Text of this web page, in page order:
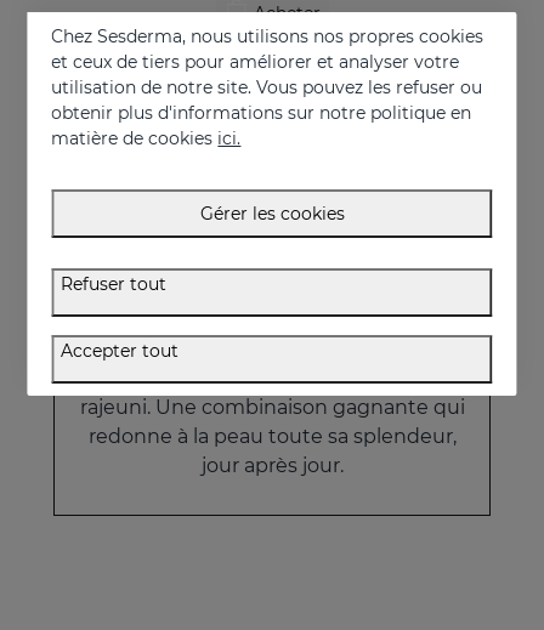
Acheter
PACK Anti-Âge Et Éclat
123.95 €
Pack Défi du temps
La routine anti-âge complète conçue
pour améliorer la texture de la peau et lui
donner un aspect plus uniforme et
rajeuni. Une combinaison gagnante qui
redonne à la peau toute sa splendeur,
jour après jour.
Chez Sesderma, nous utilisons nos propres cookies
et ceux de tiers pour améliorer et analyser votre
utilisation de notre site. Vous pouvez les refuser ou
obtenir plus d'informations sur notre politique en
matière de cookies ici.
Gérer les cookies
Refuser tout
Accepter tout